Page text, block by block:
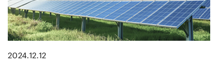
2024.12.12